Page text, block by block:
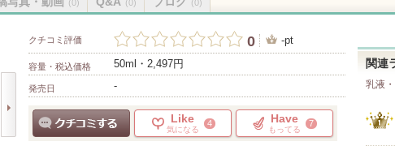
(0) (0) (0)
クチコミ評価 0 -pt
容量・税込価格 50ml・2,497円
発売日 -
Like
気になる
4 Have
もってる
7
関連
乳液